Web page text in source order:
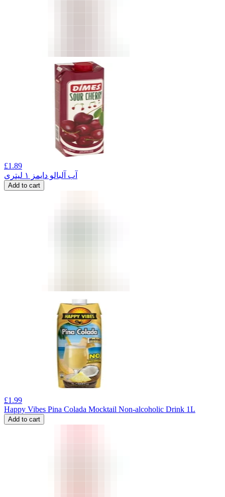
£1.89
آب آلبالو دایمز ۱ لیتری
Add to cart
£1.99
Happy Vibes Pina Colada Mocktail Non-alcoholic Drink 1L
Add to cart